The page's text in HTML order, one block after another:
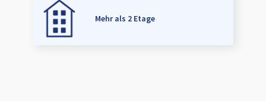
Mehr als 2 Etage